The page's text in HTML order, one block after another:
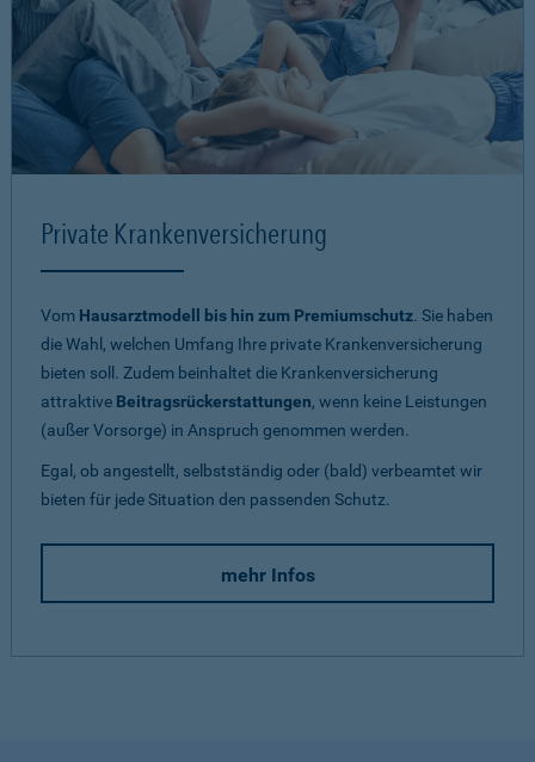
Private Krankenversicherung
Vom Hausarztmodell bis hin zum Premiumschutz. Sie haben
die Wahl, welchen Umfang Ihre private Krankenversicherung
bieten soll. Zudem beinhaltet die Krankenversicherung
attraktive Beitragsrückerstattungen, wenn keine Leistungen
(außer Vorsorge) in Anspruch genommen werden.
Egal, ob angestellt, selbstständig oder (bald) verbeamtet wir
bieten für jede Situation den passenden Schutz.
mehr Infos